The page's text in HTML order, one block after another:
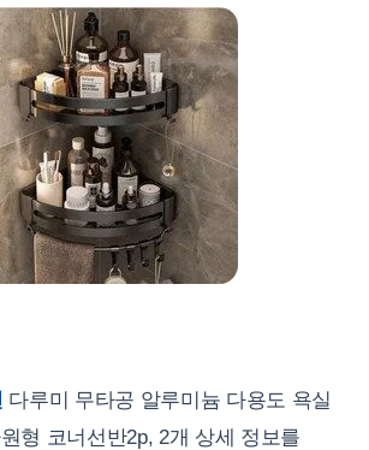
다루미 무타공 알루미늄 다용도 욕실
형 코너선반2p, 2개 상세 정보를